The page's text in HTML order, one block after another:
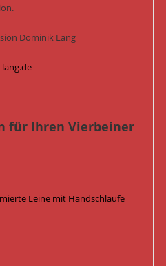
Dominik Lang
für Ihren Vierbeiner
Leine mit Handschlaufe